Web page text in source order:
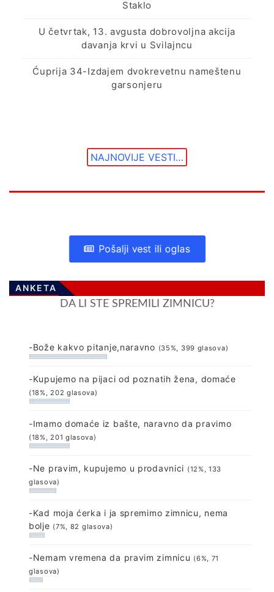
Staklo
U četvrtak, 13. avgusta dobrovoljna akcija
davanja krvi u Svilajncu
Ćuprija 34-Izdajem dvokrevetnu nameštenu
garsonjeru
NAJNOVIJE VESTI…
Pošalji vest ili oglas
ANKETA
DA LI STE SPREMILI ZIMNICU?
-Bože kakvo pitanje,naravno (35%, 399 glasova)
-Kupujemo na pijaci od poznatih žena, domaće
(18%, 202 glasova)
-Imamo domaće iz bašte, naravno da pravimo
(18%, 201 glasova)
-Ne pravim, kupujemo u prodavnici (12%, 133
glasova)
-Kad moja ćerka i ja spremimo zimnicu, nema
bolje (7%, 82 glasova)
-Nemam vremena da pravim zimnicu (6%, 71
glasova)